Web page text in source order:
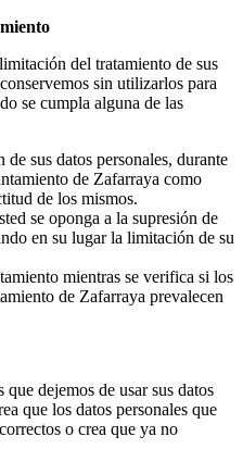
del tratamiento de sus
sin utilizarlos para
se cumpla alguna de las
sus datos personales, durante
de Zafarraya como
de los mismos.
se oponga a la supresión de
en su lugar la limitación de su
mientras se verifica si los
de Zafarraya prevalecen
dejemos de usar sus datos
que los datos personales que
o crea que ya no